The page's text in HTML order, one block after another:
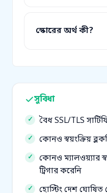
স্কোরের অর্থ কী?
সুবিধা
বৈধ SSL/TLS
কোনও স্বয়ংক্রিয়
কোনও ম্যালওয়্যার
ট্রিগার করেনি
হোস্টিং দেশ ঘোষিত